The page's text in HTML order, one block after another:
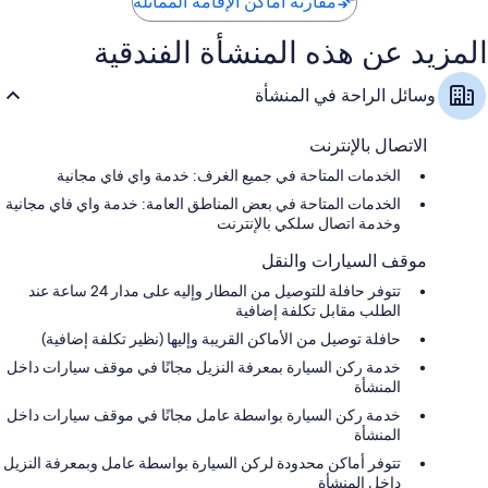
المزيد عن هذه المنشأة الفندقية
وسائل الراحة في المنشأة
الاتصال بالإنترنت
الخدمات المتاحة في جميع الغرف: خدمة واي فاي مجانية
الخدمات المتاحة في بعض المناطق العامة: خدمة واي فاي مجانية
وخدمة اتصال سلكي بالإنترنت
موقف السيارات والنقل
تتوفر حافلة للتوصيل من المطار وإليه على مدار 24 ساعة عند
الطلب مقابل تكلفة إضافية
حافلة توصيل من الأماكن القريبة وإليها (نظير تكلفة إضافية)
خدمة ركن السيارة بمعرفة النزيل مجانًا في موقف سيارات داخل
المنشأة
خدمة ركن السيارة بواسطة عامل مجانًا في موقف سيارات داخل
المنشأة
تتوفر أماكن محدودة لركن السيارة بواسطة عامل وبمعرفة النزيل
داخل المنشأة